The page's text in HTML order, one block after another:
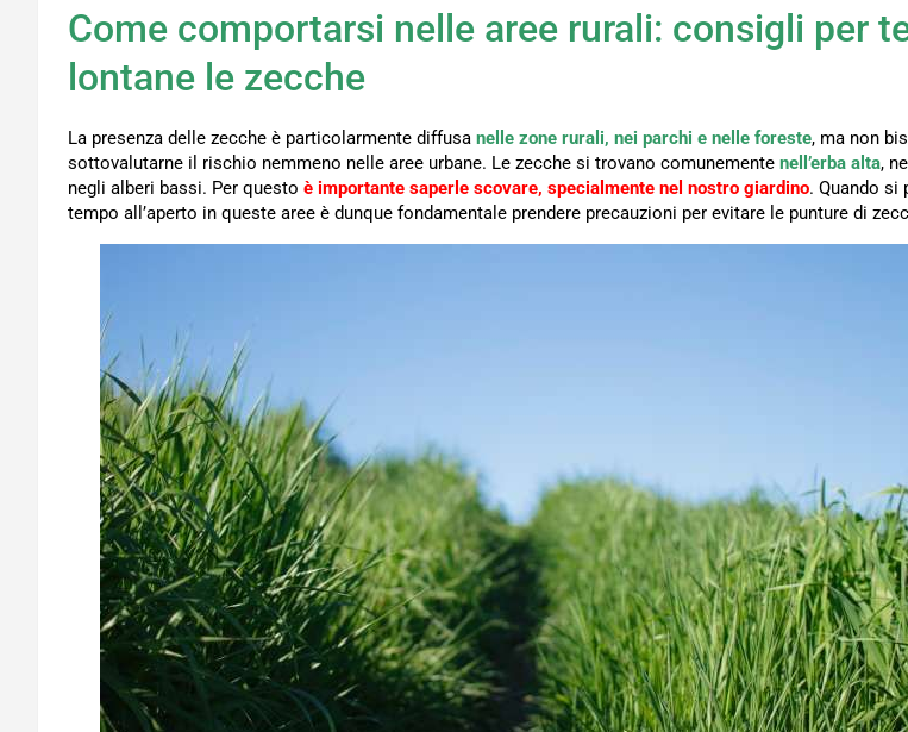
Come comportarsi nelle aree rurali: consigli per
lontane le zecche
La presenza delle zecche è particolarmente diffusa nelle zone rurali, nei parchi e nelle foreste, ma non
sottovalutarne il rischio nemmeno nelle aree urbane. Le zecche si trovano comunemente nell’erba alta,
negli alberi bassi. Per questo è importante saperle scovare, specialmente nel nostro giardino. Quando si
tempo all’aperto in queste aree è dunque fondamentale prendere precauzioni per evitare le punture di